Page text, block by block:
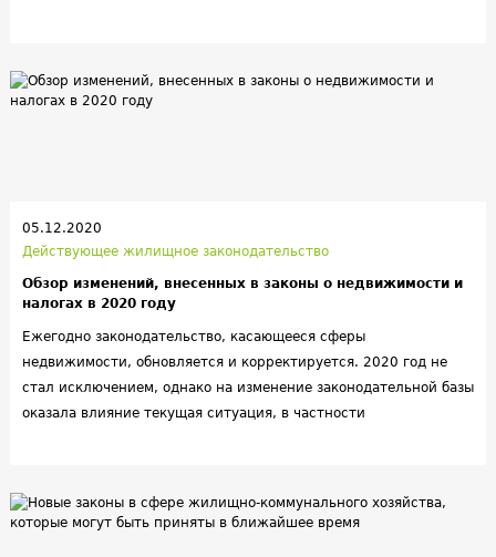
требований закона, а также умышленное уклонение от
выполнения обязательств могут караться как санкциями в
05.12.2020
Действующее жилищное законодательство
Обзор изменений, внесенных в законы о недвижимости и
налогах в 2020 году
Ежегодно законодательство, касающееся сферы
недвижимости, обновляется и корректируется. 2020 год не
стал исключением, однако на изменение законодательной базы
оказала влияние текущая ситуация, в частности
регистрация недвижимости, налоговое законодательство.